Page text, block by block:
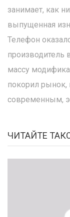
занимает, как
выпущенная
Телефон
производитель
массу
покорил
современным,
ЧИТАЙТЕ